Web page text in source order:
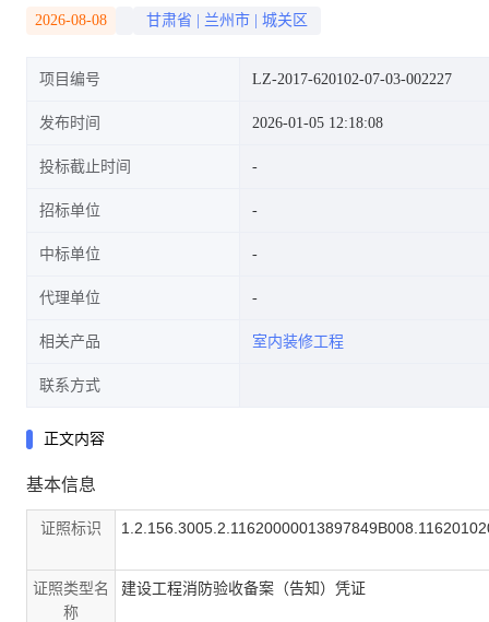
2026-08-08 甘肃省 兰州市 城关区
项目编号 LZ-2017-620102-07-03-002227
发布时间 2026-01-05 12:18:08
投标截止时间
招标单位
中标单位
代理单位
相关产品 室内装修工程
联系方式
正文内容
基本信息
证照标识
证照类型名
称
建设工程消防验收备案（告知）凭证